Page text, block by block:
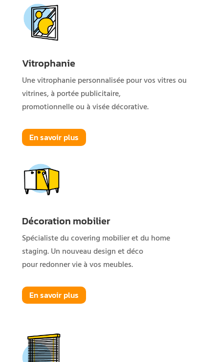
Vitrophanie
Une vitrophanie personnalisée pour vos vitres ou
vitrines, à portée publicitaire,
promotionnelle ou à visée décorative.
En savoir plus
Décoration mobilier
Spécialiste du covering mobilier et du home
staging. Un nouveau design et déco
pour redonner vie à vos meubles.
En savoir plus